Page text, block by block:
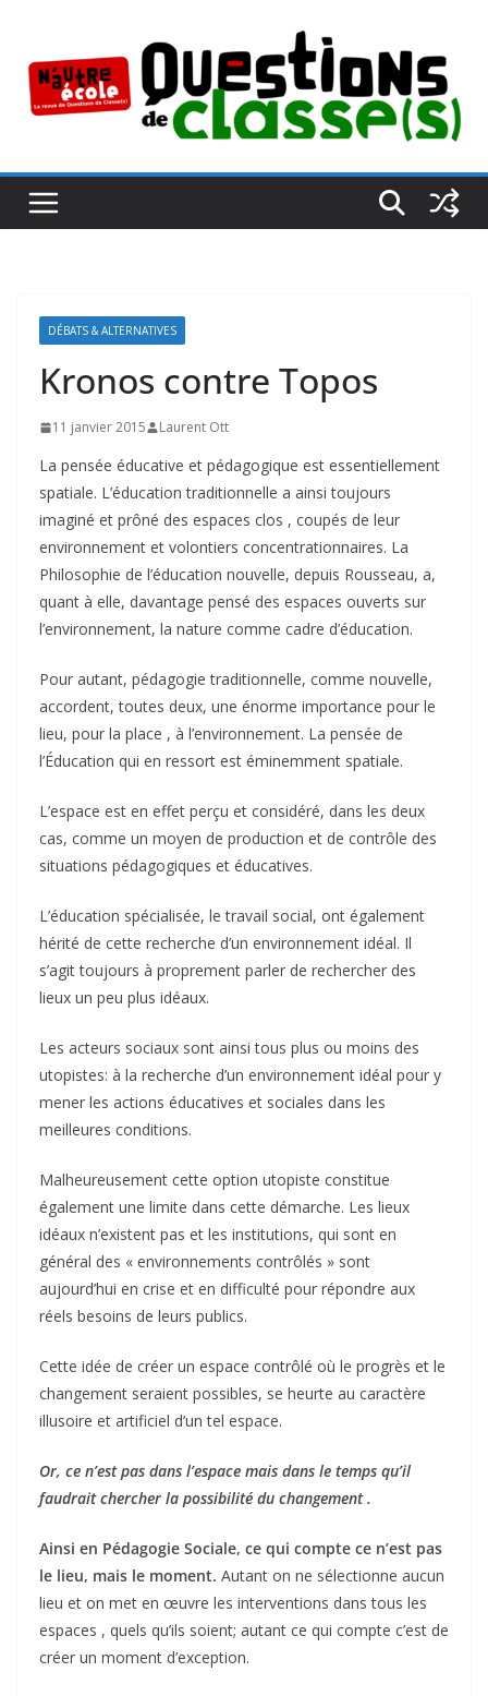
contenu
DÉBATS & ALTERNATIVES
Kronos contre Topos
11 janvier 2015 Laurent Ott
La pensée éducative et pédagogique est essentiellement
spatiale. L’éducation traditionnelle a ainsi toujours
imaginé et prôné des espaces clos , coupés de leur
environnement et volontiers concentrationnaires. La
Philosophie de l’éducation nouvelle, depuis Rousseau, a,
quant à elle, davantage pensé des espaces ouverts sur
l’environnement, la nature comme cadre d’éducation.
Pour autant, pédagogie traditionnelle, comme nouvelle,
accordent, toutes deux, une énorme importance pour le
lieu, pour la place , à l’environnement. La pensée de
l’Éducation qui en ressort est éminemment spatiale.
L’espace est en effet perçu et considéré, dans les deux
cas, comme un moyen de production et de contrôle des
situations pédagogiques et éducatives.
L’éducation spécialisée, le travail social, ont également
hérité de cette recherche d’un environnement idéal. Il
s’agit toujours à proprement parler de rechercher des
lieux un peu plus idéaux.
Les acteurs sociaux sont ainsi tous plus ou moins des
utopistes: à la recherche d’un environnement idéal pour y
mener les actions éducatives et sociales dans les
meilleures conditions.
Malheureusement cette option utopiste constitue
également une limite dans cette démarche. Les lieux
idéaux n’existent pas et les institutions, qui sont en
général des « environnements contrôlés » sont
aujourd’hui en crise et en difficulté pour répondre aux
réels besoins de leurs publics.
Cette idée de créer un espace contrôlé où le progrès et le
changement seraient possibles, se heurte au caractère
illusoire et artificiel d’un tel espace.
Or, ce n’est pas dans l’espace mais dans le temps qu’il
faudrait chercher la possibilité du changement .
Ainsi en Pédagogie Sociale, ce qui compte ce n’est pas
le lieu, mais le moment. Autant on ne sélectionne aucun
lieu et on met en œuvre les interventions dans tous les
espaces , quels qu’ils soient; autant ce qui compte c’est de
créer un moment d’exception.